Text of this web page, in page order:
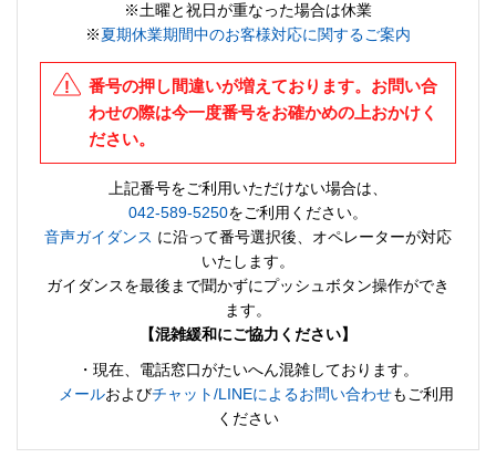
※土曜と祝日が重なった場合は休業
※夏期休業期間中のお客様対応に関するご案内
番号の押し間違いが増えております。お問い合
わせの際は今一度番号をお確かめの上おかけく
ださい。
上記番号をご利用いただけない場合は、
042-589-5250をご利用ください。
音声ガイダンス に沿って番号選択後、オペレーターが対応
いたします。
ガイダンスを最後まで聞かずにプッシュボタン操作ができ
ます。
【混雑緩和にご協力ください】
・現在、電話窓口がたいへん混雑しております。
メールおよびチャット/LINEによるお問い合わせもご利用
ください